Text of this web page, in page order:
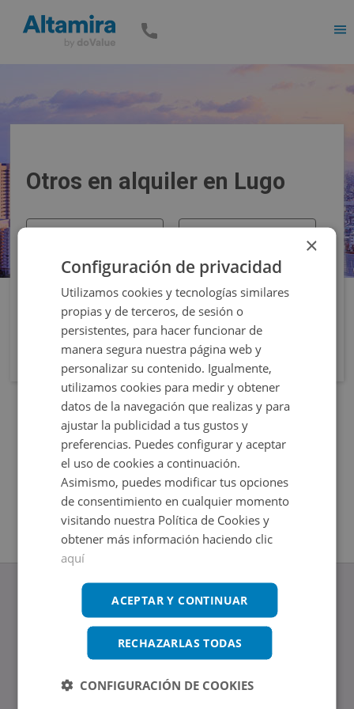
Otros en alquiler en Lugo
www.altamirainmuebles.com
Edificio Skylight
Tel.: 914 842 874
×
Configuración de privacidad
Utilizamos cookies y tecnologías similares
propias y de terceros, de sesión o
persistentes, para hacer funcionar de
manera segura nuestra página web y
personalizar su contenido. Igualmente,
utilizamos cookies para medir y obtener
datos de la navegación que realizas y para
ajustar la publicidad a tus gustos y
preferencias. Puedes configurar y aceptar
el uso de cookies a continuación.
Asimismo, puedes modificar tus opciones
de consentimiento en cualquier momento
visitando nuestra Política de Cookies y
obtener más información haciendo clic
aquí
ACEPTAR Y CONTINUAR
RECHAZARLAS TODAS
CONFIGURACIÓN DE COOKIES